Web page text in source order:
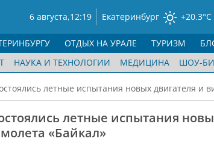
6 августа,12:19 Екатеринбург +20.3°C
НАУКА И ТЕХНОЛОГИИ МЕДИЦИНА ШОУ-
ОТДЫХ НА УРАЛЕ ТУРИЗМ
летные испытания новых двигателя и
летные испытания
«Байкал»